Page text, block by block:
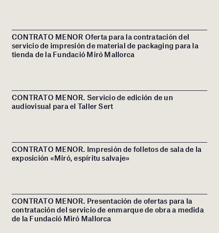
CONTRATO MENOR Oferta para la contratación del
servicio de impresión de material de packaging para la
tienda de la Fundació Miró Mallorca
CONTRATO MENOR. Servicio de edición de un
audiovisual para el Taller Sert
CONTRATO MENOR. Impresión de folletos de sala de la
exposición «Miró, espíritu salvaje»
CONTRATO MENOR. Presentación de ofertas para la
contratación del servicio de enmarque de obra a medida
de la Fundació Miró Mallorca